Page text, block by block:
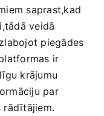
saprast,kad
veidā
piegādes
ir​
krājumu‍
par
rādītājiem.